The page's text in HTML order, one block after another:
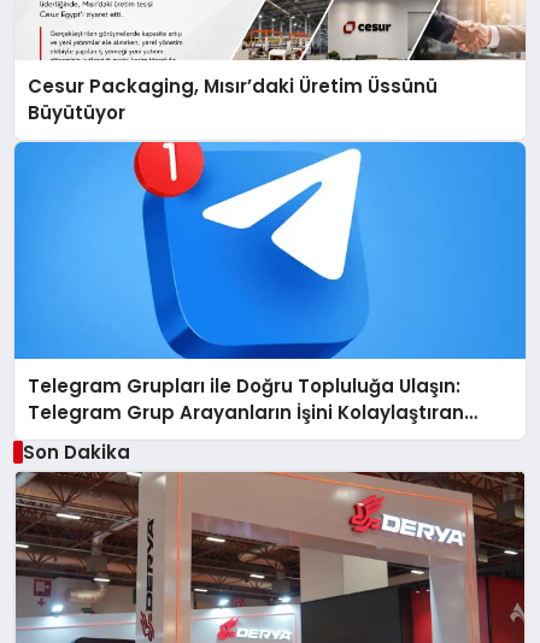
Cesur Packaging, Mısır’daki Üretim Üssünü
Büyütüyor
Telegram Grupları ile Doğru Topluluğa Ulaşın:
Telegram Grup Arayanların İşini Kolaylaştıran
Çözüm
Son Dakika